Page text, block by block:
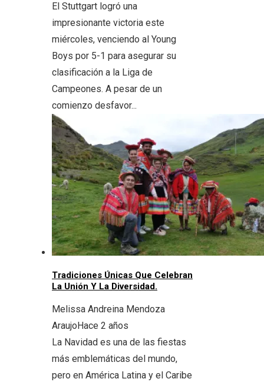
El Stuttgart logró una
impresionante victoria este
miércoles, venciendo al Young
Boys por 5-1 para asegurar su
clasificación a la Liga de
Campeones. A pesar de un
comienzo desfavor...
Tradiciones Únicas Que Celebran
La Unión Y La Diversidad.
Melissa Andreina Mendoza
AraujoHace 2 años
La Navidad es una de las fiestas
más emblemáticas del mundo,
pero en América Latina y el Caribe